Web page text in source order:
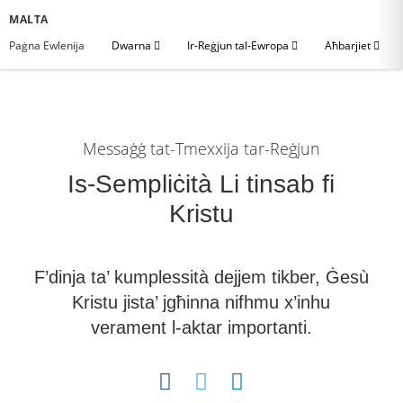
MALTA
Paġna Ewlenija
Dwarna Ir-Reġjun tal-Ewropa Aħbarjiet
Messaġġ tat-Tmexxija tar-Reġjun
Is-Sempliċità Li tinsab fi
Kristu
F’dinja ta’ kumplessità dejjem tikber, Ġesù
Kristu jista’ jgħinna nifhmu x’inhu
verament l-aktar importanti.